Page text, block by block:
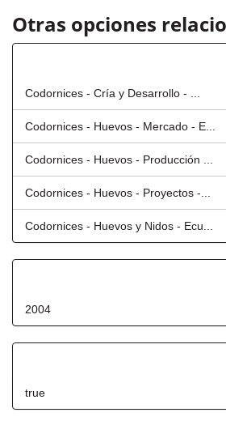
Otras opciones
Codornices - Cría y Desarrollo - ...
Codornices - Huevos - Mercado - E...
Codornices - Huevos - Producción ...
Codornices - Huevos - Proyectos -...
Codornices - Huevos y Nidos - Ecu...
2004
true